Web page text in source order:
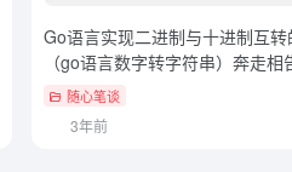
Go语言实现二进制与十进制互转
（go语言数字转字符串）奔走相
随心笔谈
3年前